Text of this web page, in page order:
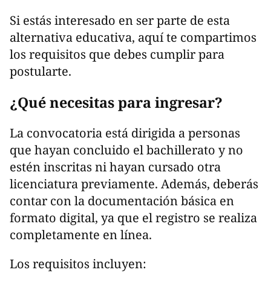
Si estás interesado en ser parte de esta
alternativa educativa, aquí te compartimos
los requisitos que debes cumplir para
postularte.
¿Qué necesitas para ingresar?
La convocatoria está dirigida a personas
que hayan concluido el bachillerato y no
estén inscritas ni hayan cursado otra
licenciatura previamente. Además, deberás
contar con la documentación básica en
formato digital, ya que el registro se realiza
completamente en línea.
Los requisitos incluyen: